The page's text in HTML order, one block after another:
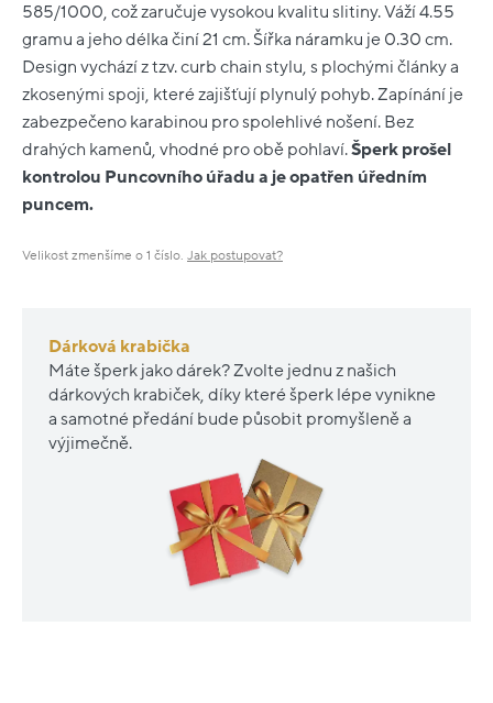
585/1000, což zaručuje vysokou kvalitu slitiny. Váží 4.55
gramu a jeho délka činí 21 cm. Šířka náramku je 0.30 cm.
Design vychází z tzv. curb chain stylu, s plochými články a
zkosenými spoji, které zajišťují plynulý pohyb. Zapínání je
zabezpečeno karabinou pro spolehlivé nošení. Bez
drahých kamenů, vhodné pro obě pohlaví.Šperk prošel
kontrolou Puncovního úřadu a je opatřen úředním
puncem.
Velikost zmenšíme o 1 číslo. Jak postupovat?
Dárková krabička
Máte šperk jako dárek? Zvolte jednu z našich
dárkových krabiček, díky které šperk lépe vynikne
a samotné předání bude působit promyšleně a
výjimečně.